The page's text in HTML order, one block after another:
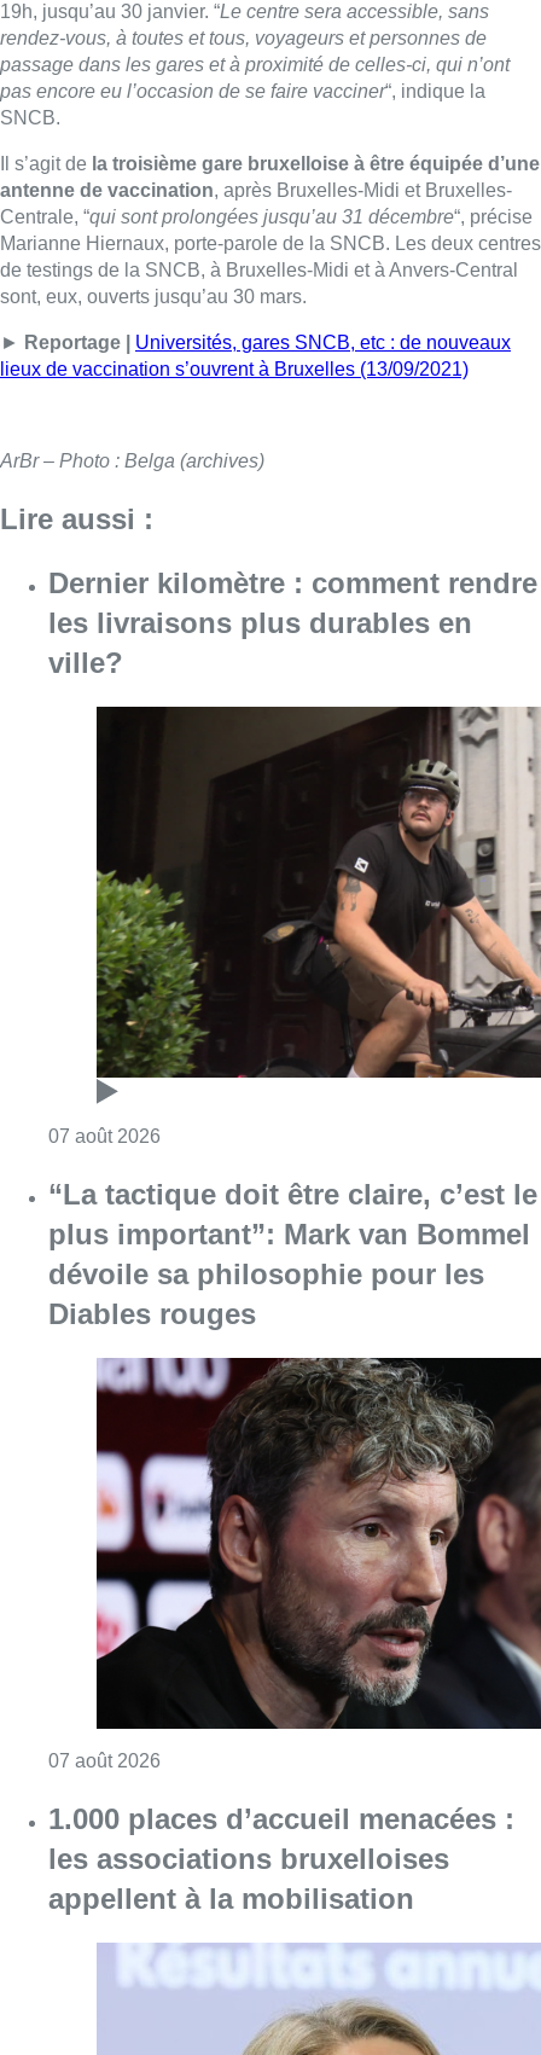
19h, jusqu’au 30 janvier. “Le centre sera accessible, sans
rendez-vous, à toutes et tous, voyageurs et personnes de
passage dans les gares et à proximité de celles-ci, qui n’ont
pas encore eu l’occasion de se faire vacciner“, indique la
SNCB.
Il s’agit de la troisième gare bruxelloise à être équipée d’une
antenne de vaccination, après Bruxelles-Midi et Bruxelles-
Centrale, “qui sont prolongées jusqu’au 31 décembre“, précise
Marianne Hiernaux, porte-parole de la SNCB. Les deux centres
de testings de la SNCB, à Bruxelles-Midi et à Anvers-Central
sont, eux, ouverts jusqu’au 30 mars.
► Reportage | Universités, gares SNCB, etc : de nouveaux
lieux de vaccination s’ouvrent à Bruxelles (13/09/2021)
ArBr – Photo : Belga (archives)
Lire aussi :
Dernier kilomètre : comment rendre
les livraisons plus durables en
ville?
07 août 2026
“La tactique doit être claire, c’est le
plus important”: Mark van Bommel
dévoile sa philosophie pour les
Diables rouges
07 août 2026
1.000 places d’accueil menacées :
les associations bruxelloises
appellent à la mobilisation